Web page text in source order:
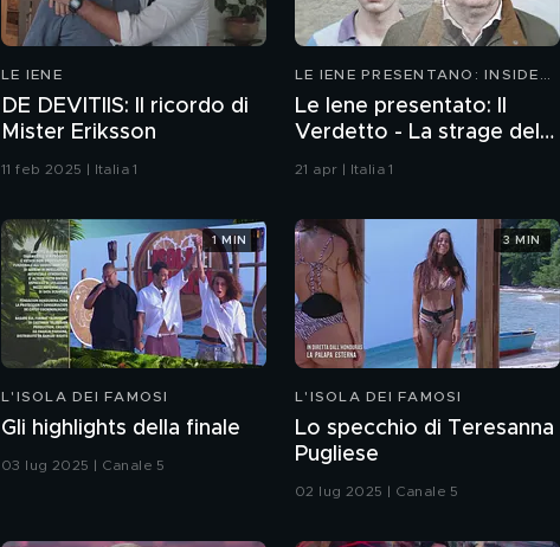
LE IENE
DE DEVITIIS: Il ricordo di
Mister Eriksson
11 feb 2025 | Italia 1
LE IENE PRESENTANO: INSIDE
Le Iene presentato: Il
Verdetto - La strage del
Circeo
21 apr | Italia 1
L'ISOLA DEI FAMOSI
Gli highlights della finale
03 lug 2025 | Canale 5
1 MIN
L'ISOLA DEI FAMOSI
Lo specchio di Teresanna
Pugliese
02 lug 2025 | Canale 5
3 MIN